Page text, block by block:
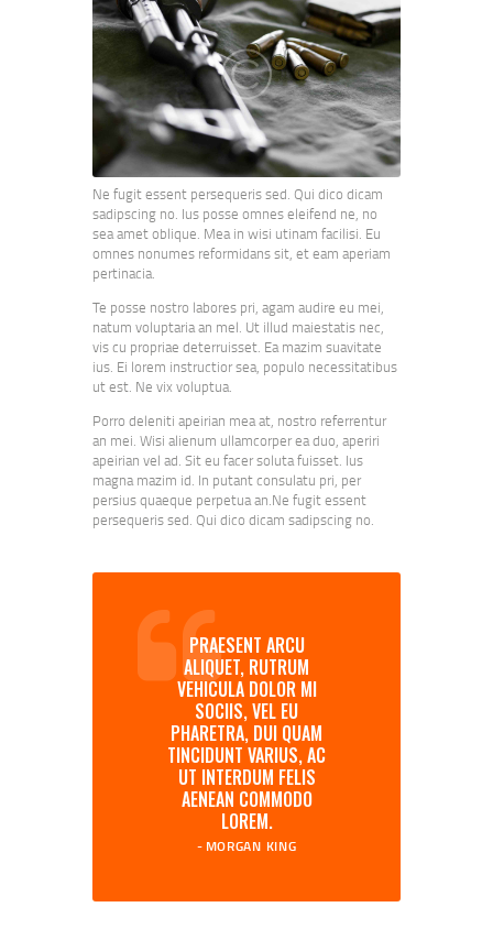
Ne fugit essent persequeris sed. Qui dico dicam
sadipscing no. Ius posse omnes eleifend ne, no
sea amet oblique. Mea in wisi utinam facilisi. Eu
omnes nonumes reformidans sit, et eam aperiam
pertinacia.
Te posse nostro labores pri, agam audire eu mei,
natum voluptaria an mel. Ut illud maiestatis nec,
vis cu propriae deterruisset. Ea mazim suavitate
ius. Ei lorem instructior sea, populo necessitatibus
ut est. Ne vix voluptua.
Porro deleniti apeirian mea at, nostro referrentur
an mei. Wisi alienum ullamcorper ea duo, aperiri
apeirian vel ad. Sit eu facer soluta fuisset. Ius
magna mazim id. In putant consulatu pri, per
persius quaeque perpetua an.Ne fugit essent
persequeris sed. Qui dico dicam sadipscing no.
PRAESENT ARCU
ALIQUET, RUTRUM
VEHICULA DOLOR MI
SOCIIS, VEL EU
PHARETRA, DUI QUAM
TINCIDUNT VARIUS, AC
UT INTERDUM FELIS
AENEAN COMMODO
LOREM.
MORGAN KING